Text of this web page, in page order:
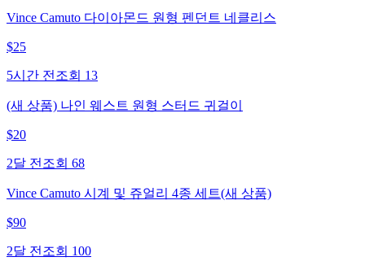
Vince Camuto 다이아몬드 원형 펜던트 네클리스
$25
5시간 전 조회 13
(새 상품) 나인 웨스트 원형 스터드 귀걸이
$20
2달 전 조회 68
Vince Camuto 시계 및 쥬얼리 4종 세트(새 상품)
$90
2달 전 조회 100